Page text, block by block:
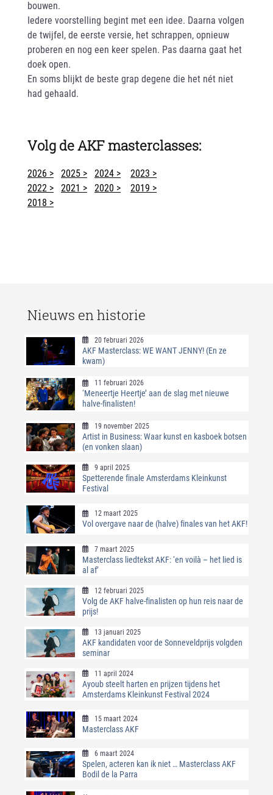
bouwen.
Iedere voorstelling begint met een idee. Daarna volgen
de twijfel, de eerste versie, het schrappen, opnieuw
proberen en nog een keer spelen. Pas daarna gaat het
doek open.
En soms blijkt de beste grap degene die het nét niet
had gehaald.
Volg de AKF masterclasses:
2026 > 2025 > 2024 >
2023 >
2022 > 2021 > 2020 >
2019 >
2018 >
Nieuws en historie
20 februari 2026
AKF Masterclass: WE WANT JENNY! (En ze
kwam)
11 februari 2026
‘Meneertje Heertje’ aan de slag met nieuwe
halve-finalisten!
19 november 2025
Artist in Business: Waar kunst en kasboek botsen
(en vonken slaan)
9 april 2025
Spetterende finale Amsterdams Kleinkunst
Festival
12 maart 2025
Vol overgave naar de (halve) finales van het AKF!
7 maart 2025
Masterclass liedtekst AKF: ‘en voilà – het lied is
al af’
12 februari 2025
Volg de AKF halve-finalisten op hun reis naar de
prijs!
13 januari 2025
AKF kandidaten voor de Sonneveldprijs volgden
seminar
11 april 2024
Ayoub steelt harten en prijzen tijdens het
Amsterdams Kleinkunst Festival 2024
15 maart 2024
Masterclass AKF
6 maart 2024
Spelen, acteren kan ik niet … Masterclass AKF
Bodil de la Parra